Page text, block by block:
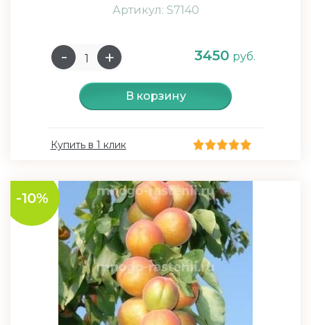
Артикул: S7140
3450 руб.
В корзину
Купить в 1 клик
-10%